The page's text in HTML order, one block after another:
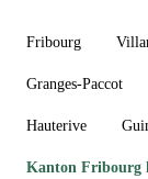
Fribourg
Granges-Paccot
Hauterive
Kanton Fribourg